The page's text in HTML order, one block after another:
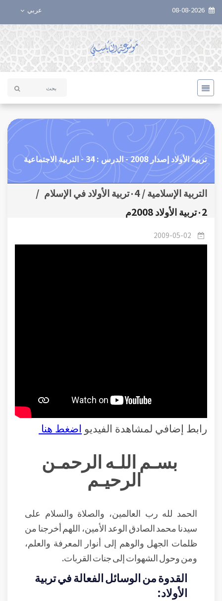
عربي
تربية الأولاد إصدار 2008 - الدرس : 34 - التربية الاجتماعية
التربية الإسلامية / ٠4تربية الأولاد في الإسلام
/
٠2تربية الأولاد 2008م
2009-05-02
رابط إضافي لمشاهدة الفيديو اضغط هنا
بسـم اللـه الرحمـن
الرحيـم
الحمد لله رب العالمين، والصلاة والسلام على
سيدنا محمد الصادق الوعد الأمين، اللهم أخرجنا من
ظلمات الجهل والوهم إلى أنوار المعرفة والعلم،
ومن وحول الشهوات إلى جنات القربات.
القدوة من الوسائل الفعالة في تربية
الأولاد: